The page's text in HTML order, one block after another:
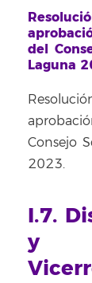
del
Laguna
Consejo
2023.
I.7.
y